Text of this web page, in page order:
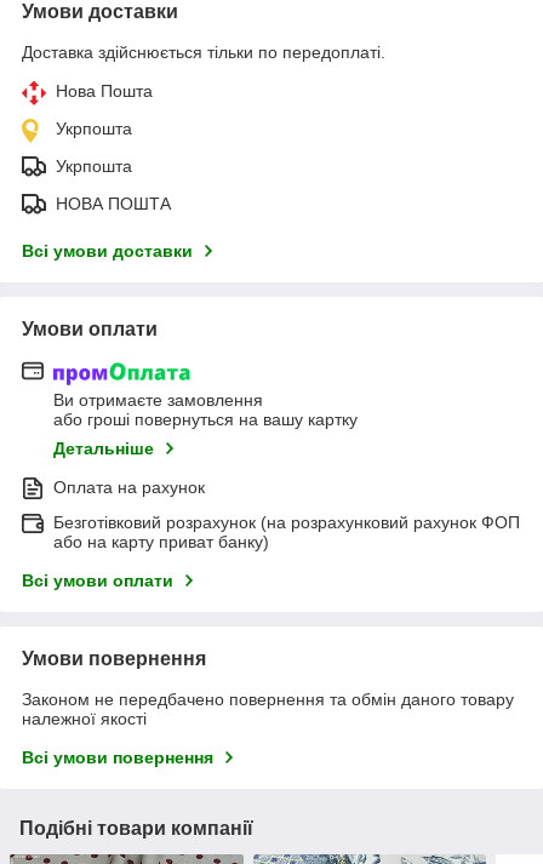
Умови доставки
Доставка здійснюється тільки по передоплаті.
Нова Пошта
Укрпошта
Укрпошта
НОВА ПОШТА
Всі умови доставки
Умови оплати
Ви отримаєте замовлення
або гроші повернуться на вашу картку
Детальніше
Оплата на рахунок
Безготівковий розрахунок (на розрахунковий рахунок ФОП
або на карту приват банку)
Всі умови оплати
Умови повернення
Законом не передбачено повернення та обмін даного товару
належної якості
Всі умови повернення
Подібні товари компанії